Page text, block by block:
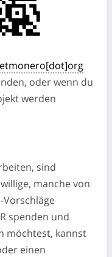
oder wenn du
werden
sind
manche von
Vorschläge
spenden und
möchtest, kannst
einen